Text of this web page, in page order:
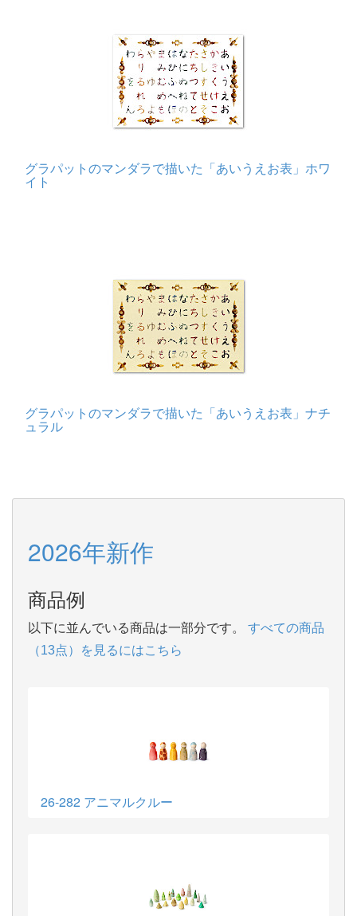
グラパットのマンダラで描いた「あいうえお表」ホワ
イト
グラパットのマンダラで描いた「あいうえお表」ナチ
ュラル
2026年新作
商品例
以下に並んでいる商品は一部分です。
すべての商品
（13点）を見るにはこちら
26-282 アニマルクルー